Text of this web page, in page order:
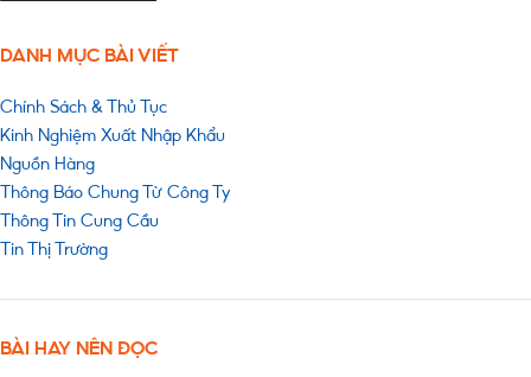
DANH MỤC BÀI VIẾT
Chính Sách & Thủ Tục
Kinh Nghiệm Xuất Nhập Khẩu
Nguồn Hàng
Thông Báo Chung Từ Công Ty
Thông Tin Cung Cầu
Tin Thị Trường
BÀI HAY NÊN ĐỌC